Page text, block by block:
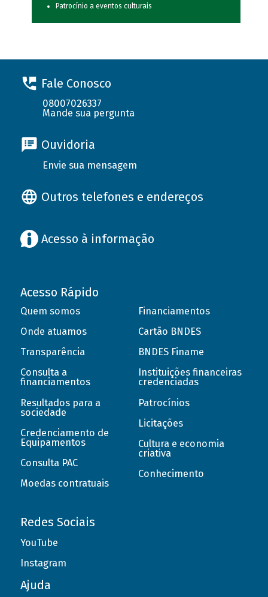
Patrocínio a eventos culturais
Fale Conosco
08007026337
Mande sua pergunta
Ouvidoria
Envie sua mensagem
Outros telefones e endereços
Acesso à informação
Acesso Rápido
Quem somos
Onde atuamos
Transparência
Consulta a
financiamentos
Resultados para a
sociedade
Credenciamento de
Equipamentos
Consulta PAC
Moedas contratuais
Financiamentos
Cartão BNDES
BNDES Finame
Instituições financeiras
credenciadas
Patrocínios
Licitações
Cultura e economia
criativa
Conhecimento
Redes Sociais
YouTube
Instagram
Ajuda